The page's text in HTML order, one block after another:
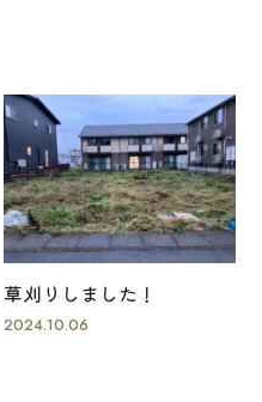
草刈りしました！
2024.10.06